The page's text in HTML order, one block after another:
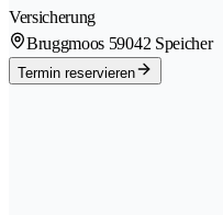
Versicherung
Bruggmoos 59042 Speicher
Termin reservieren